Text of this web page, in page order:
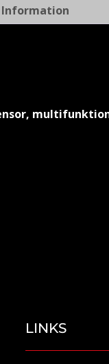
LINKS